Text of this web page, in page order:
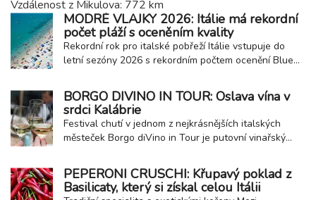
MODRÉ VLAJKY 2026: Itálie má rekordní
počet pláží s oceněním kvality
Rekordní rok pro italské pobřeží Itálie vstupuje do
letní sezóny 2026 s rekordním počtem ocenění Blue
ocenění získalo celkem 257 přímořských a jezerních
obcí, což potvrzuje vysokou kvalitu místních pláží,
čistotu vody i úroveň poskytovaných...
BORGO DIVINO IN TOUR: Oslava vína v
srdci Kalábrie
Festival chutí v jednom z nejkrásnějších italských
městeček Borgo diVino in Tour je putovní vinařský
kvalitní víno a regionální gastronomii. Jednou ze
zastávek této oblíbené akce je také malebné
kalábrijské městečko Fiumefreddo Bruzio...
PEPERONI CRUSCHI: Křupavý poklad z
Basilicaty, který si získal celou Itálii
Vzdálenost z Mikulova: 772 km